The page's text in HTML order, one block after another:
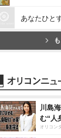
あなたひと
川島
む“人
オリコン